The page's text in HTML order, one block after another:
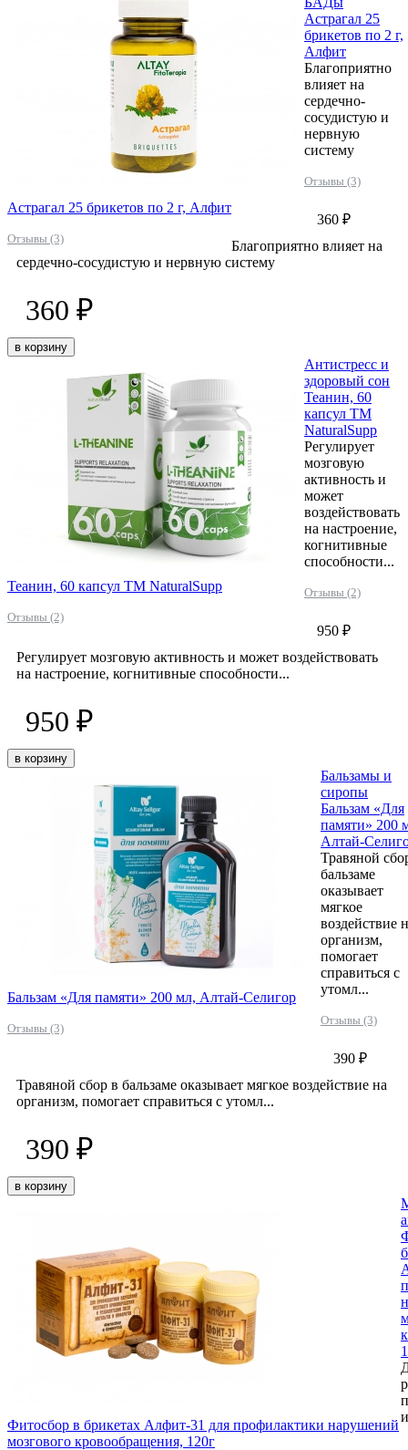
Астрагал 25 брикетов по 2 г, Алфит
Отзывы (3)
Астрагал 25
брикетов по 2 г,
Алфит
Благоприятно
влияет на
сердечно-
сосудистую и
нервную
систему
Отзывы (3)
360 ₽
Благоприятно влияет на
сердечно-сосудистую и нервную систему
360 ₽
в корзину
Теанин, 60 капсул ТМ NaturalSupp
Отзывы (2)
Антистресс и
здоровый сон
Теанин, 60
капсул ТМ
NaturalSupp
Регулирует
мозговую
активность и
может
воздействовать
на настроение,
когнитивные
способности...
Отзывы (2)
950 ₽
Регулирует мозговую активность и может воздействовать
на настроение, когнитивные способности...
950 ₽
в корзину
Бальзам «Для памяти» 200 мл, Алтай-Селигор
Отзывы (3)
Бальзамы и
сиропы
Бальзам «Для
памяти» 200
Алтай-
Травяной
бальзаме
оказывает
мягкое
воздействие
организм,
помогает
справиться с
утомл...
Отзывы (3)
390 ₽
Травяной сбор в бальзаме оказывает мягкое воздействие на
организм, помогает справиться с утомл...
390 ₽
в корзину
Фитосбор в брикетах Алфит-31 для профилактики нарушений
мозгового кровообращения, 120г